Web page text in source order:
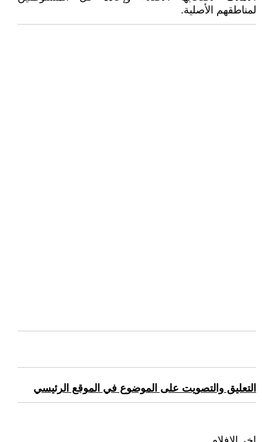
لمناطقهم الأصلية.
التعليق والتصويت على الموضوع في الموقع الرئيسي